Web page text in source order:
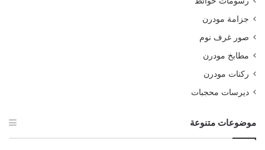
جزامة مودرن
صور غرف نوم
مطابخ مودرن
ركنات مودرن
ديرسات محجبات
موضوعات متنوعة